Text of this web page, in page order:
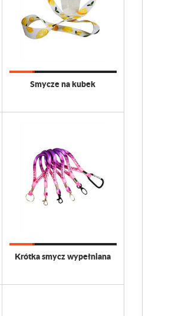
Smycze na kubek
Krótka smycz wypełniana